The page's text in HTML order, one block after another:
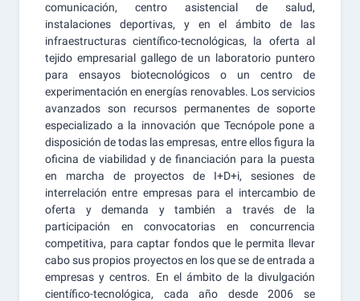
comunicación, centro asistencial de salud,
instalaciones deportivas, y en el ámbito de las
infraestructuras científico-tecnológicas, la oferta al
tejido empresarial gallego de un laboratorio puntero
para ensayos biotecnológicos o un centro de
experimentación en energías renovables. Los servicios
avanzados son recursos permanentes de soporte
especializado a la innovación que Tecnópole pone a
disposición de todas las empresas, entre ellos figura la
oficina de viabilidad y de financiación para la puesta
en marcha de proyectos de I+D+i, sesiones de
interrelación entre empresas para el intercambio de
oferta y demanda y también a través de la
participación en convocatorias en concurrencia
competitiva, para captar fondos que le permita llevar
cabo sus propios proyectos en los que se de entrada a
empresas y centros. En el ámbito de la divulgación
científico-tecnológica, cada año desde 2006 se